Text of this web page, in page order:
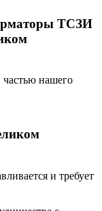
ТСЗИ
нашего
и требует